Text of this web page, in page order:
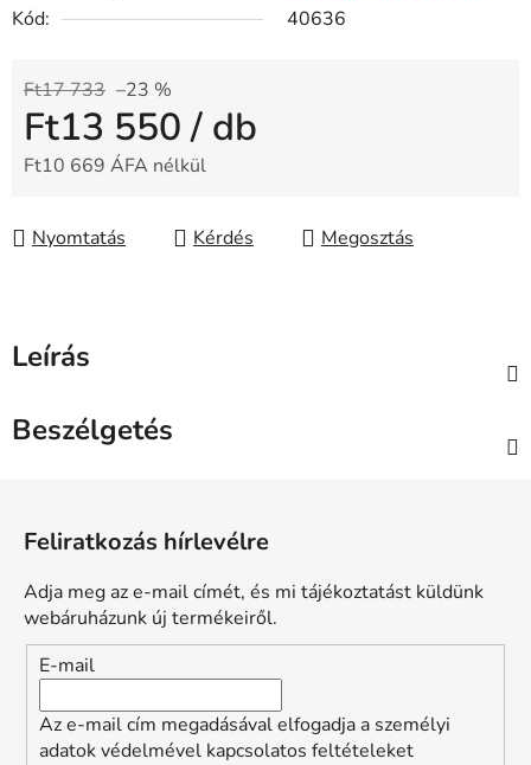
Kód:
40636
Ft17 733 –23 %
Ft13 550/ db
Ft10 669 ÁFA nélkül
Nyomtatás
Kérdés Megosztás
Leírás
Beszélgetés
Feliratkozás hírlevélre
Adja meg az e-mail címét, és mi tájékoztatást küldünk
webáruházunk új termékeiről.
E-mail
Az e-mail cím megadásával elfogadja a személyi
adatok védelmével kapcsolatos feltételeket